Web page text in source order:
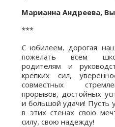
Марианна Андреева,
***
С юбилеем, дорогая
пожелать всем
родителям и
крепких сил,
совместных
прорывов, достойных
и большой удачи! Пусть
в этих стенах свою
силу, свою надежду!